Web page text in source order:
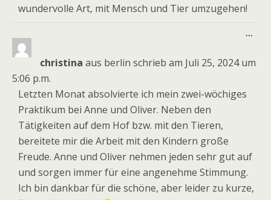
wundervolle Art, mit Mensch und Tier umzugehen!
christina aus berlin schrieb am Juli 25, 2024 um
5:06 p.m.
Letzten Monat absolvierte ich mein zwei-wöchiges
Praktikum bei Anne und Oliver. Neben den
Tätigkeiten auf dem Hof bzw. mit den Tieren,
bereitete mir die Arbeit mit den Kindern große
Freude. Anne und Oliver nehmen jeden sehr gut auf
und sorgen immer für eine angenehme Stimmung.
Ich bin dankbar für die schöne, aber leider zu kurze,
...